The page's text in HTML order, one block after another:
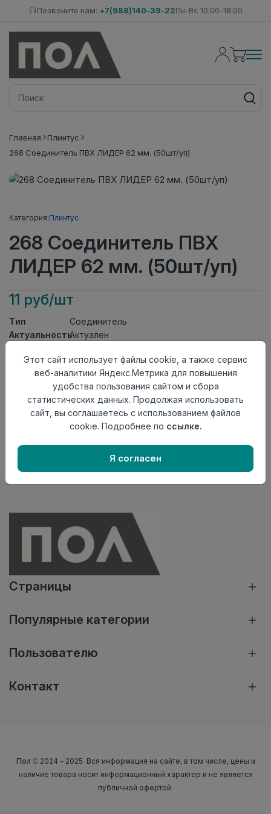
Позвоните нам: +7(988)140-39-22Пн-Вс 10:00-18:00
Главная
Плинтус
268 Соединитель ПВХ ЛИДЕР 62 мм. (50шт/уп)
Категория:Плинтус
268 Соединитель ПВХ
ЛИДЕР 62 мм. (50шт/уп)
11 руб/шт
Тип
Соединитель
АктуальностьАктуален
Осталось117 шт
Добавить в корзину
Внимание! Внешний вид товара может отличаться от
представленного на настоящем сайте. Проверяйте
в момент приобретения товара.
Страницы
Популярные категории
Пользователю
Контакт
Пол © 2024 - 2025. Вся информация на сайте, в том числе, цены и
наличие товара носит информационный характер и не является
публичной офертой.
Этот сайт использует файлы cookie, а также сервис
веб-аналитики Яндекс.Метрика для повышения
удобства пользования сайтом и сбора
статистических данных. Продолжая использовать
сайт, вы соглашаетесь с использованием файлов
cookie. Подробнее по ссылке.
Я согласен